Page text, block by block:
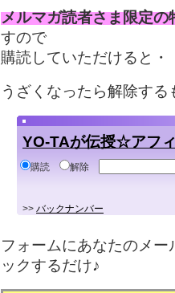
メルマガ読者さま限定の
すので
購読していただけると
うざくなったら解除す
YO-TAが伝授☆アフ
購読 解除
>> バックナンバー
フォームにあなたのメ
ックするだけ♪